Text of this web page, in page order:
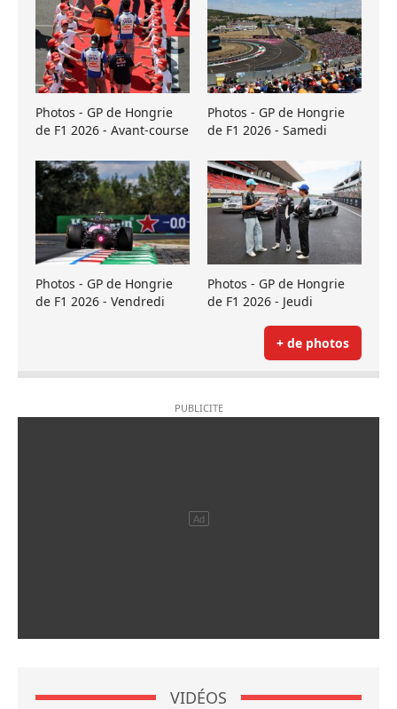
Photos - GP de Hongrie
de F1 2026 - Avant-course
Photos - GP de Hongrie
de F1 2026 - Samedi
Photos - GP de Hongrie
de F1 2026 - Vendredi
Photos - GP de Hongrie
de F1 2026 - Jeudi
+ de photos
VIDÉOS